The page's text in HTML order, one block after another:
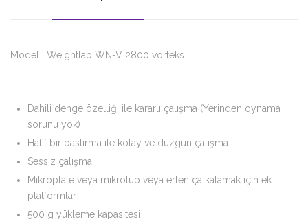
Model : Weightlab WN-V 2800 vorteks
Dahili denge özelliği ile kararlı çalışma (Yerinden oynama
sorunu yok)
Hafif bir bastırma ile kolay ve düzgün çalışma
Sessiz çalışma
Mikroplate veya mikrotüp veya erlen çalkalamak için ek
platformlar
500 g yükleme kapasitesi